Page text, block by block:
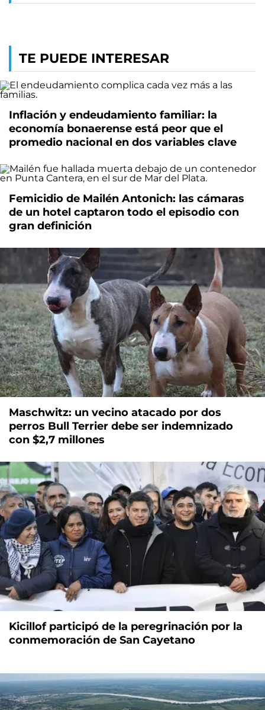
TE PUEDE INTERESAR
Inflación y endeudamiento familiar: la
economía bonaerense está peor que el
promedio nacional en dos variables clave
Femicidio de Mailén Antonich: las cámaras
de un hotel captaron todo el episodio con
gran definición
Maschwitz: un vecino atacado por dos
perros Bull Terrier debe ser indemnizado
con $2,7 millones
Kicillof participó de la peregrinación por la
conmemoración de San Cayetano